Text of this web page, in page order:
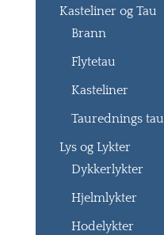
Kasteliner og Tau
Brann
Flytetau
Kasteliner
Taurednings tau
Lys og Lykter
Dykkerlykter
Hjelmlykter
Hodelykter